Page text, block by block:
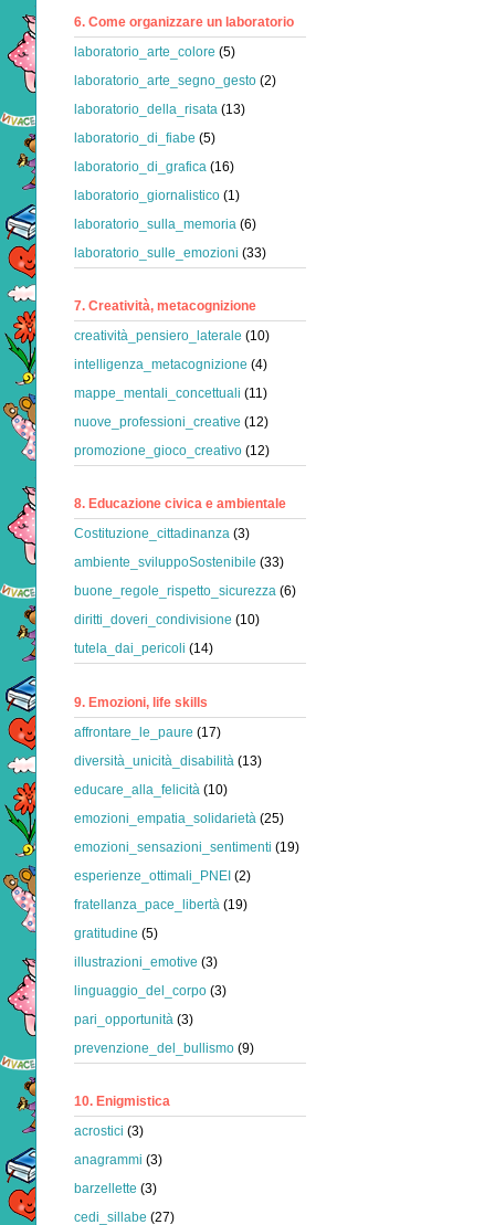
6. Come organizzare un laboratorio
laboratorio_arte_colore (5)
laboratorio_arte_segno_gesto (2)
laboratorio_della_risata (13)
laboratorio_di_fiabe (5)
laboratorio_di_grafica (16)
laboratorio_giornalistico (1)
laboratorio_sulla_memoria (6)
laboratorio_sulle_emozioni (33)
7. Creatività, metacognizione
creatività_pensiero_laterale (10)
intelligenza_metacognizione (4)
mappe_mentali_concettuali (11)
nuove_professioni_creative (12)
promozione_gioco_creativo (12)
8. Educazione civica e ambientale
Costituzione_cittadinanza (3)
ambiente_sviluppoSostenibile (33)
buone_regole_rispetto_sicurezza (6)
diritti_doveri_condivisione (10)
tutela_dai_pericoli (14)
9. Emozioni, life skills
affrontare_le_paure (17)
diversità_unicità_disabilità (13)
educare_alla_felicità (10)
emozioni_empatia_solidarietà (25)
emozioni_sensazioni_sentimenti (19)
esperienze_ottimali_PNEI (2)
fratellanza_pace_libertà (19)
gratitudine (5)
illustrazioni_emotive (3)
linguaggio_del_corpo (3)
pari_opportunità (3)
prevenzione_del_bullismo (9)
10. Enigmistica
acrostici (3)
anagrammi (3)
barzellette (3)
cedi_sillabe (27)